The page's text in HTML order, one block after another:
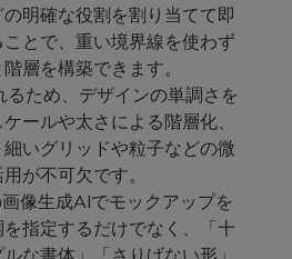
の明確な役割を割り当てて即
とで、重い境界線を使わず
層を構築できます。
ため、デザインの単調さを
ールや太さによる階層化、
いグリッドや粒子などの微
が不可欠です。
像生成AIでモックアップを
指定するだけでなく、「十
な書体」「さりげない形」